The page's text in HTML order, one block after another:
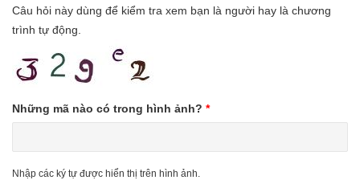
Câu hỏi này dùng để kiểm tra xem bạn là người hay là chương
trình tự động.
Những mã nào có trong hình ảnh? *
Nhập các ký tự được hiển thị trên hình ảnh.